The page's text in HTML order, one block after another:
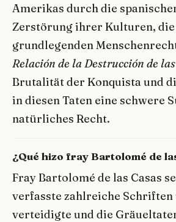
Amerikas durch die
Zerstörung ihrer Kulturen,
grundlegenden
Relación de la Destrucción de
Brutalität der Konquista und
in diesen Taten eine schwere
natürliches Recht.
¿Qué hizo fray Bartolomé de
Fray Bartolomé de las Casas
verfasste zahlreiche
verteidigte und die